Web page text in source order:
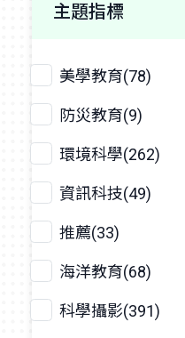
主題指標
美學教育(78)
防災教育(9)
環境科學(262)
資訊科技(49)
推薦(33)
海洋教育(68)
科學攝影(391)